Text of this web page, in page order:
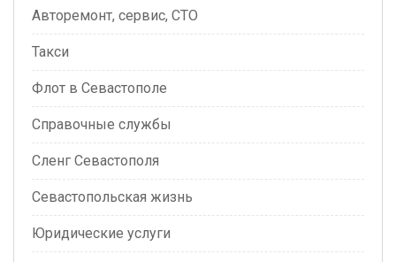
Авторемонт, сервис, СТО
Такси
Флот в Севастополе
Справочные службы
Сленг Севастополя
Севастопольская жизнь
Юридические услуги